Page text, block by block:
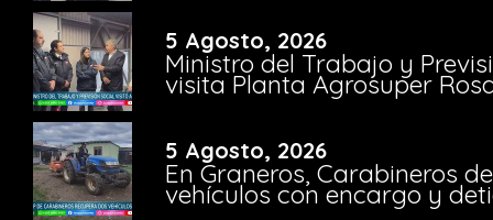
5 Agosto, 2026
Ministro del Trabajo y
visita Planta Agrosuper
5 Agosto, 2026
En Graneros, Carabineros
vehículos con encargo y